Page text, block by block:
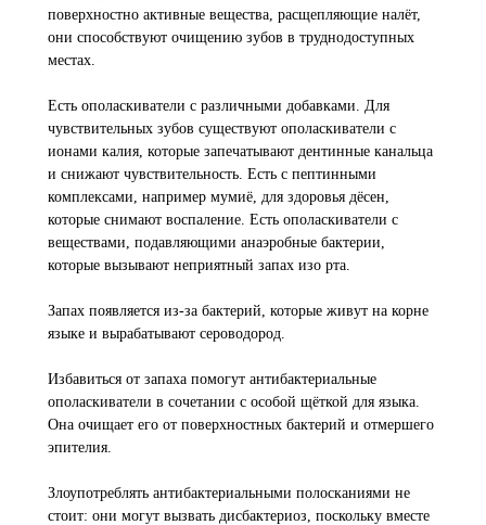
поверхностно активные вещества, расщепляющие налёт,
они способствуют очищению зубов в труднодоступных
местах.
Есть ополаскиватели с различными добавками. Для
чувствительных зубов существуют ополаскиватели с
ионами калия, которые запечатывают дентинные канальца
и снижают чувствительность. Есть с пептинными
комплексами, например мумиё, для здоровья дёсен,
которые снимают воспаление. Есть ополаскиватели с
веществами, подавляющими анаэробные бактерии,
которые вызывают неприятный запах изо рта.
Запах появляется из-за бактерий, которые живут на корне
языке и вырабатывают сероводород.
Избавиться от запаха помогут антибактериальные
ополаскиватели в сочетании с особой щёткой для языка.
Она очищает его от поверхностных бактерий и отмершего
эпителия.
Злоупотреблять антибактериальными полосканиями не
стоит: они могут вызвать дисбактериоз, поскольку вместе